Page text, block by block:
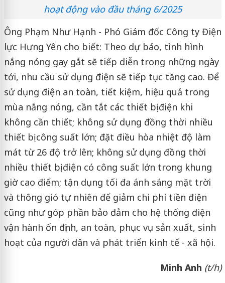
hoạt động vào đầu tháng 6/2025
Ông Phạm Như Hạnh - Phó Giám đốc Công ty Điện
lực Hưng Yên cho biết: Theo dự báo, tình hình
nắng nóng gay gắt sẽ tiếp diễn trong những ngày
tới, nhu cầu sử dụng điện sẽ tiếp tục tăng cao. Để
sử dụng điện an toàn, tiết kiệm, hiệu quả trong
mùa nắng nóng, cần tắt các thiết bị điện khi
không cần thiết; không sử dụng đồng thời nhiều
thiết bị công suất lớn; đặt điều hòa nhiệt độ làm
mát từ 26 độ trở lên; không sử dụng đồng thời
nhiều thiết bị điện có công suất lớn trong khung
giờ cao điểm; tận dụng tối đa ánh sáng mặt trời
và thông gió tự nhiên để giảm chi phí tiền điện
cũng như góp phần bảo đảm cho hệ thống điện
vận hành ổn định, an toàn, phục vụ sản xuất, sinh
hoạt của người dân và phát triển kinh tế - xã hội.
Minh Anh (t/h)